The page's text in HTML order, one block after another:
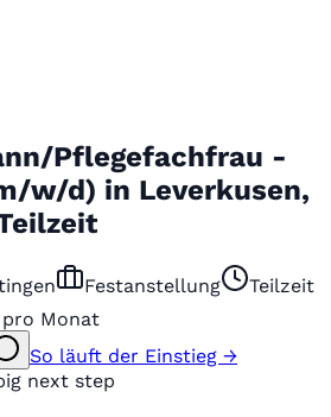
Pflegefachfrau -
w/d) in Leverkusen,
Festanstellung
Teilzeit
Monat
So läuft der Einstieg →
next step